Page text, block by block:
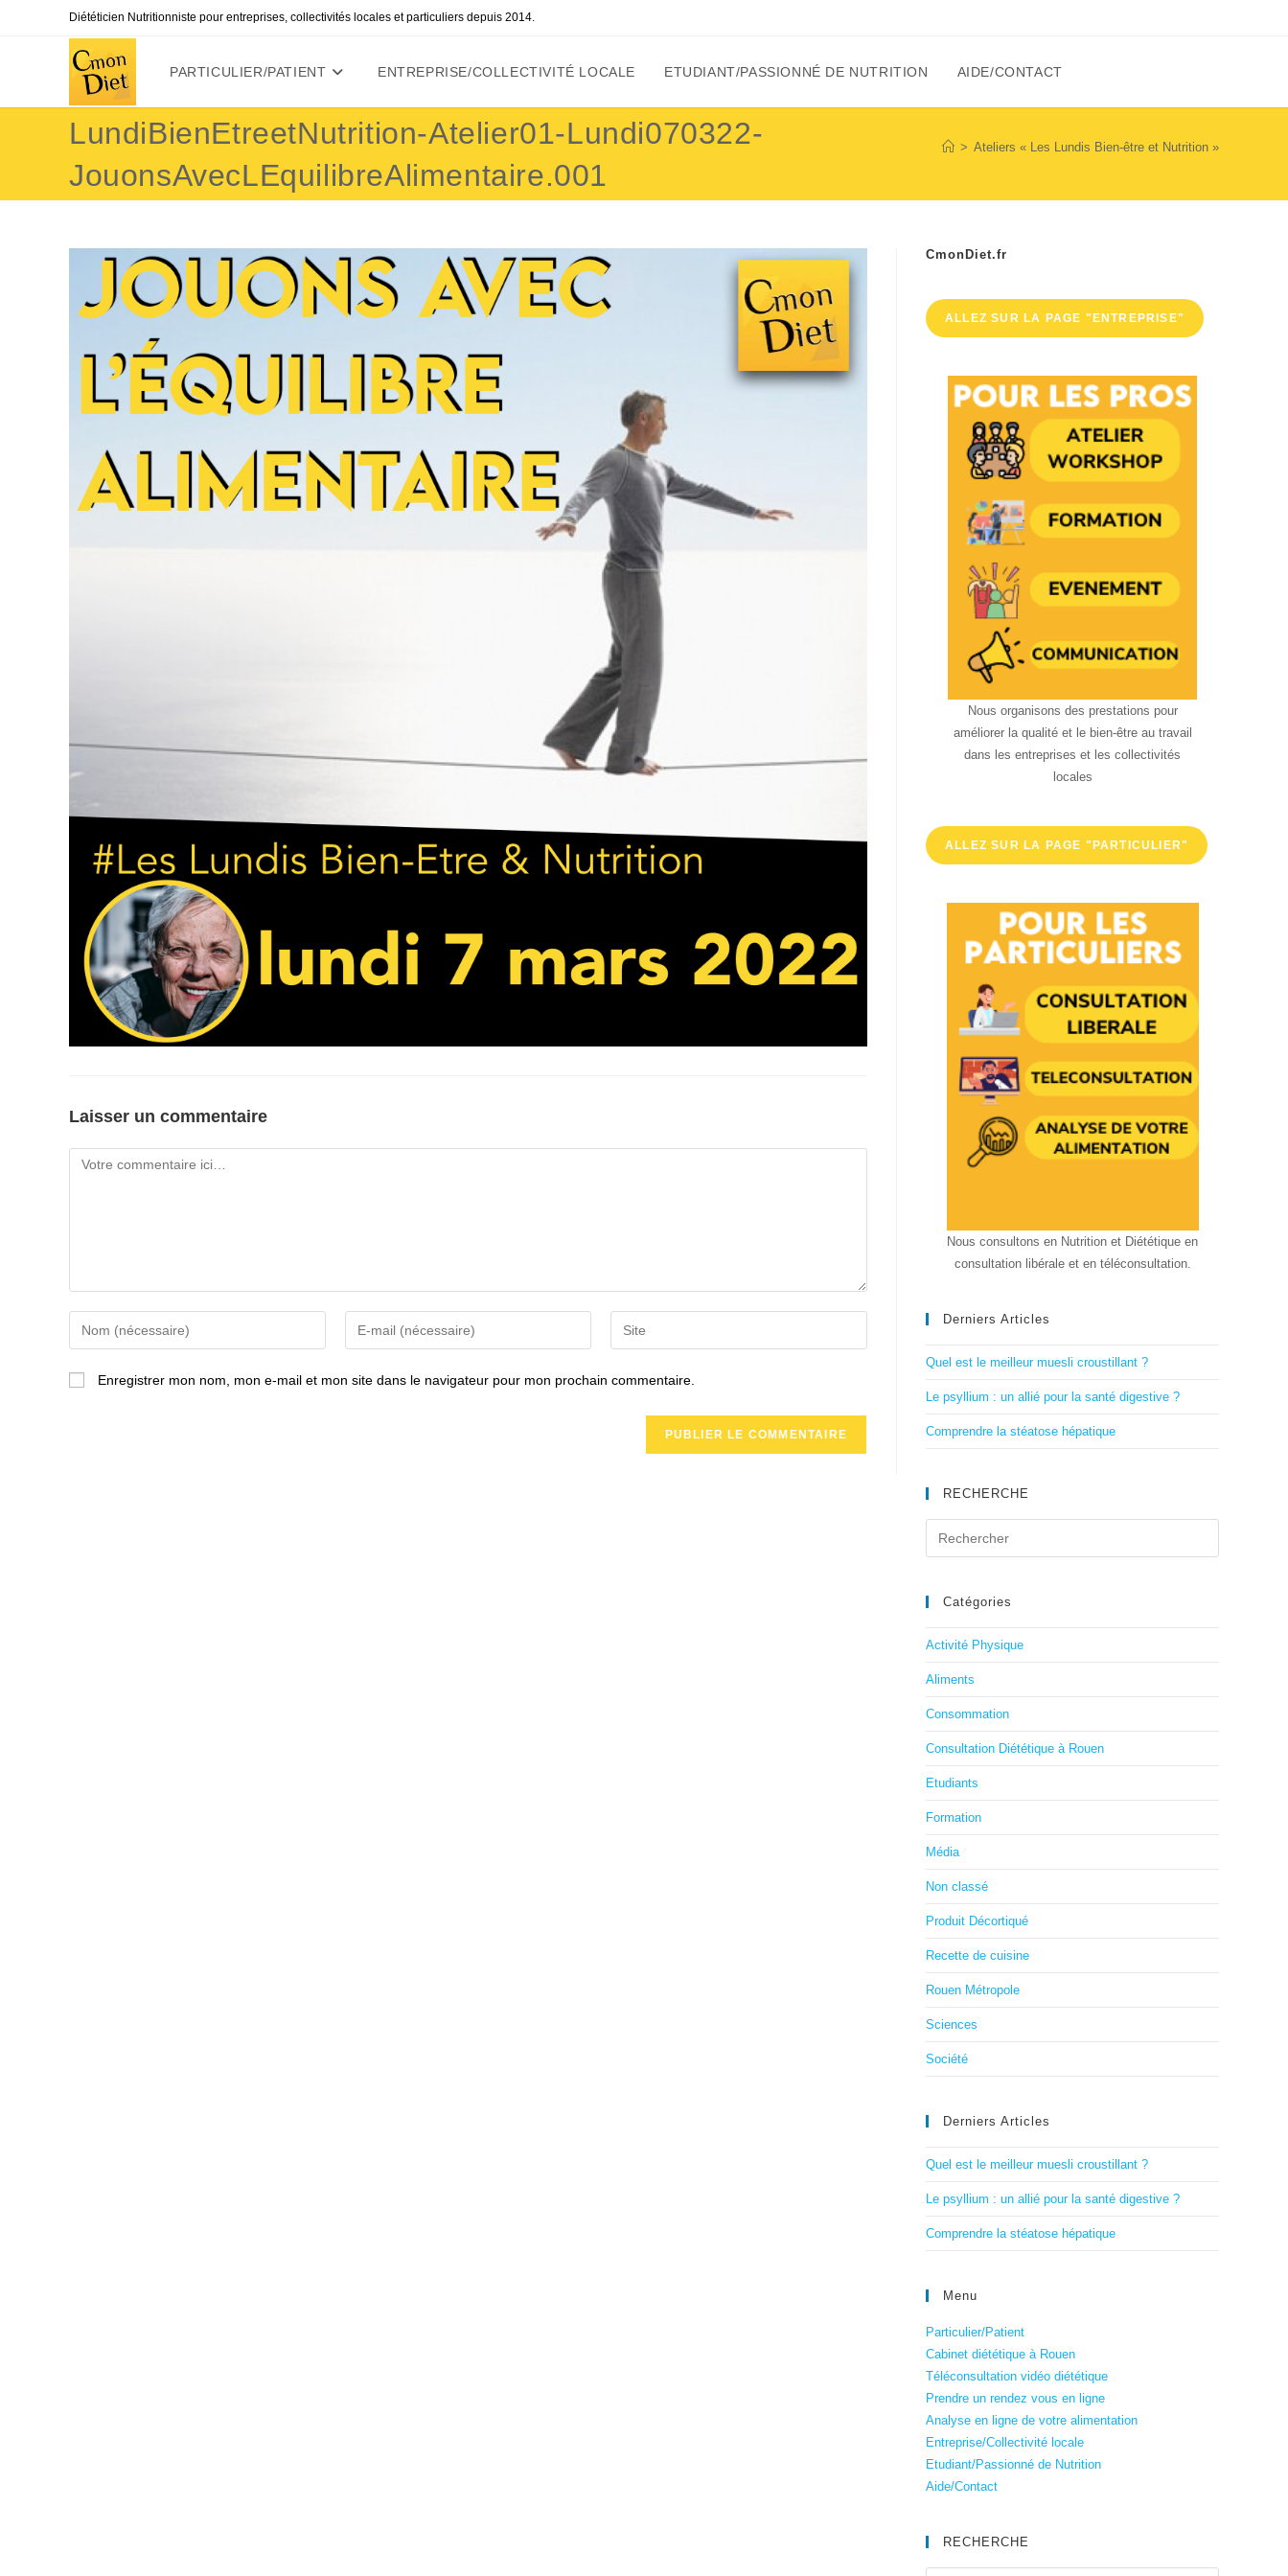
Diététicien Nutritionniste pour entreprises, collectivités locales et particuliers depuis 2014.
PARTICULIER/PATIENT ENTREPRISE/COLLECTIVITÉ LOCALE ETUDIANT/PASSIONNÉ DE NUTRITION AIDE/CONTACT
LundiBienEtreetNutrition-Atelier01-Lundi070322-
JouonsAvecLEquilibreAlimentaire.001
> Ateliers « Les Lundis Bien-être et Nutrition »
Laisser un commentaire
Comment
your
name
your
l’URL
(facultatif)
Enregistrer mon nom, mon e-mail et mon site dans le navigateur pour mon prochain commentaire.
CmonDiet.fr
ALLEZ SUR LA PAGE "ENTREPRISE"
Nous organisons des prestations pour
améliorer la qualité et le bien-être au travail
dans les entreprises et les collectivités
locales
ALLEZ SUR LA PAGE "PARTICULIER"
Nous consultons en Nutrition et Diététique en
consultation libérale et en téléconsultation.
Derniers Articles
Quel est le meilleur muesli croustillant ?
Le psyllium : un allié pour la santé digestive ?
Comprendre la stéatose hépatique
RECHERCHE
Catégories
Activité Physique
Aliments
Consommation
Consultation Diététique à Rouen
Etudiants
Formation
Média
Non classé
Produit Décortiqué
Recette de cuisine
Rouen Métropole
Sciences
Société
Derniers Articles
Quel est le meilleur muesli croustillant ?
Le psyllium : un allié pour la santé digestive ?
Comprendre la stéatose hépatique
Menu
Particulier/Patient
Cabinet diététique à Rouen
Téléconsultation vidéo diététique
Prendre un rendez vous en ligne
Analyse en ligne de votre alimentation
Entreprise/Collectivité locale
Etudiant/Passionné de Nutrition
Aide/Contact
RECHERCHE